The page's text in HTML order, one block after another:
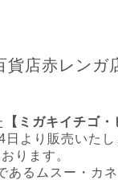
貨店赤レン
【ミガキイチゴ・
より販売いたし
ります。
るムスー・カ